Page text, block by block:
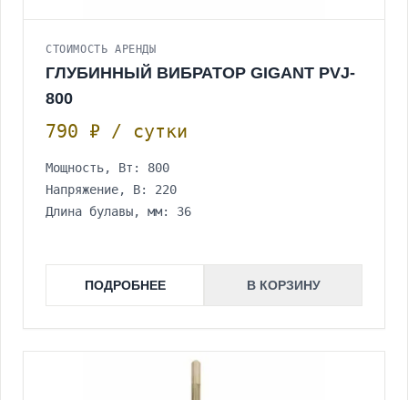
СТОИМОСТЬ АРЕНДЫ
ГЛУБИННЫЙ ВИБРАТОР GIGANT PVJ-
800
790 ₽ / сутки
Мощность, Вт: 800
Напряжение, В: 220
Длина булавы, мм: 36
ПОДРОБНЕЕ В КОРЗИНУ